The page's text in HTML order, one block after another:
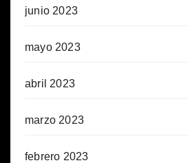
junio 2023
mayo 2023
abril 2023
marzo 2023
febrero 2023